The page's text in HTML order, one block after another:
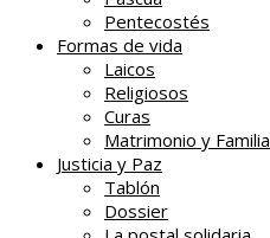
Pentecostés
Formas de vida
Laicos
Religiosos
Curas
Matrimonio y Familia
Justicia y Paz
Tablón
Dossier